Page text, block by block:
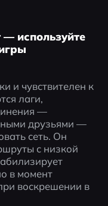
используйте
и чувствителен к
лаги,
—
друзьями —
сеть. Он
с низкой
в момент
воскрешении в